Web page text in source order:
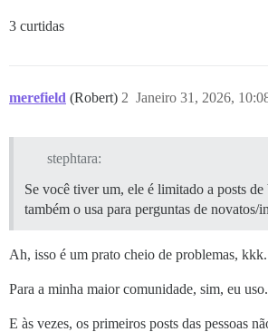
3 curtidas
merefield (Robert) Janeiro 31, 2026,
2
stephtara:
Se você tiver um, ele é limitado a posts
também o usa para perguntas de novatos/
Ah, isso é um prato cheio de problemas, kkk.
Para a minha maior comunidade, sim, eu uso.
E às vezes, os primeiros posts das pessoas